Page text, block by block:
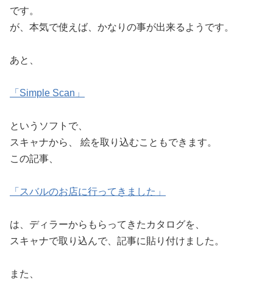
です。
が、本気で使えば、かなりの事が出来るようです。
あと、
「Simple Scan」
というソフトで、
スキャナから、 絵を取り込むこともできます。
この記事、
「スバルのお店に行ってきました」
は、ディラーからもらってきたカタログを、
スキャナで取り込んで、記事に貼り付けました。
また、